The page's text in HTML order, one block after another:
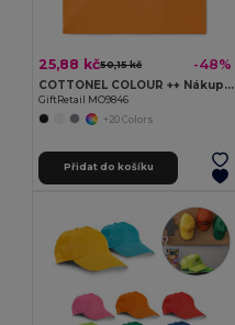
25,88 kč50,15 kč -48%
COTTONEL COLOUR ++ Nákupní taška z bavlny 180g
GiftRetail MO9846
+20 Colors
Přidat do košíku